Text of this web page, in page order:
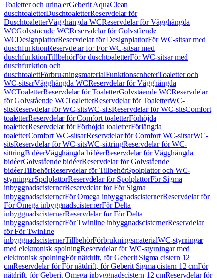
Toaletter och urinalerGeberit AquaClean
duschtoaletterDuschtoaletterReservdelar för
DuschtoaletterVägghängda WCReservdelar för Vägghängda
WCGolvstående WCReservdelar för Golvstående
WCDesignplattorReservdelar för DesignplattorFör WC-sitsar med
duschfunktionReservdelar för För WC-sitsar med
duschfunktionTillbehörFör duschtoaletterFör WC-sitsar med
duschfunktion och
duschtoalettFörbrukningsmaterialFunktionsenheterToaletter och
WC-sitsarVägghängda WCReservdelar för Vägghängda
WCToaletterReservdelar för ToaletterGolvstående WCReservdelar
för Golvstående WCToaletterReservdelar för ToaletterWC-
sitsReservdelar för WC-sitsWC-sitsReservdelar för WC-sitsComfort
toaletterReservdelar för Comfort toaletterFörhöjda
toaletterReservdelar för Förhöjda toaletterFörlängda
toaletterComfort WC-sitsarReservdelar för Comfort WC-sitsarWC-
sitsReservdelar för WC-sitsWC-sittringReservdelar för WC-
sittringBidéerVägghängda bidéerReservdelar för Vägghängda
bidéerGolvstående bidéerReservdelar för Golvstående
bidéerTillbehörReservdelar för TillbehörSpolplattor och WC-
styrningarSpolplattorReservdelar för SpolplattorFör Sigma
inbyggnadscisternerReservdelar för För Sigma
inbyggnadscisternerFör Omega inbyggnadscisternerReservdelar för
För Omega inbyggnadscisternerFör Delta
inbyggnadscisternerReservdelar för För Delta
inbyggnadscisternerFör Twinline inbyggnadscisternerReservdelar
för För Twinline
inbyggnadscisternerTillbehörFörbrukningsmaterialWC-styrningar
med elektronisk spolningReservdelar för WC-styrningar med
elektronisk spolningFör nätdrift, för Geberit Sigma cistern 12
cmReservdelar för För nätdrift, för Geberit Sigma cistern 12 cmFör
nätdrift, för Geberit Omega inbyggnadscistern 12 cmReservdelar för